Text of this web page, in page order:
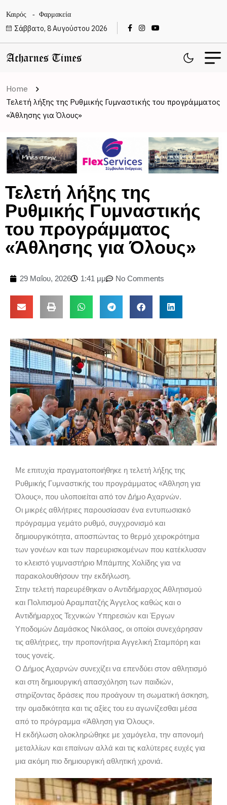
Καιρός Φαρμακεία
Σάββατο, 8 Αυγούστου 2026
Home
Τελετή λήξης της Ρυθμικής Γυμναστικής του προγράμματος
«Άθλησης για Όλους»
Τελετή λήξης της
Ρυθμικής Γυμναστικής
του προγράμματος
«Άθλησης για Όλους»
29 Μαΐου, 2026 1:41 μμ No Comments
Με επιτυχία πραγματοποιήθηκε η τελετή λήξης της
Ρυθμικής Γυμναστικής του προγράμματος «Άθληση για
Όλους», που υλοποιείται από τον Δήμο Αχαρνών.
Οι μικρές αθλήτριες παρουσίασαν ένα εντυπωσιακό
πρόγραμμα γεμάτο ρυθμό, συγχρονισμό και
δημιουργικότητα, αποσπώντας το θερμό χειροκρότημα
των γονέων και των παρευρισκομένων που κατέκλυσαν
το κλειστό γυμναστήριο Μπάμπης Χολίδης για να
παρακολουθήσουν την εκδήλωση.
Στην τελετή παρευρέθηκαν ο Αντιδήμαρχος Αθλητισμού
και Πολιτισμού Αραμπατζής Άγγελος καθώς και ο
Αντιδήμαρχος Τεχνικών Υπηρεσιών και Έργων
Υποδομών Δαμάσκος Νικόλαος, οι οποίοι συνεχάρησαν
τις αθλήτριες, την προπονήτρια Αγγελική Σταμπόρη και
τους γονείς.
Ο Δήμος Αχαρνών συνεχίζει να επενδύει στον αθλητισμό
και στη δημιουργική απασχόληση των παιδιών,
στηρίζοντας δράσεις που προάγουν τη σωματική άσκηση,
την ομαδικότητα και τις αξίες του ευ αγωνίζεσθαι μέσα
από το πρόγραμμα «Άθληση για Όλους».
Η εκδήλωση ολοκληρώθηκε με χαμόγελα, την απονομή
μεταλλίων και επαίνων αλλά και τις καλύτερες ευχές για
μια ακόμη πιο δημιουργική αθλητική χρονιά.